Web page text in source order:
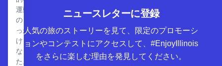
運動
のき
っか
けと
なっ
た。
ニュースレターに登録
人気の旅のストーリーを見て、限定のプロモーシ
ョンやコンテストにアクセスして、#EnjoyIllinois
をさらに楽しむ理由を発見してください。